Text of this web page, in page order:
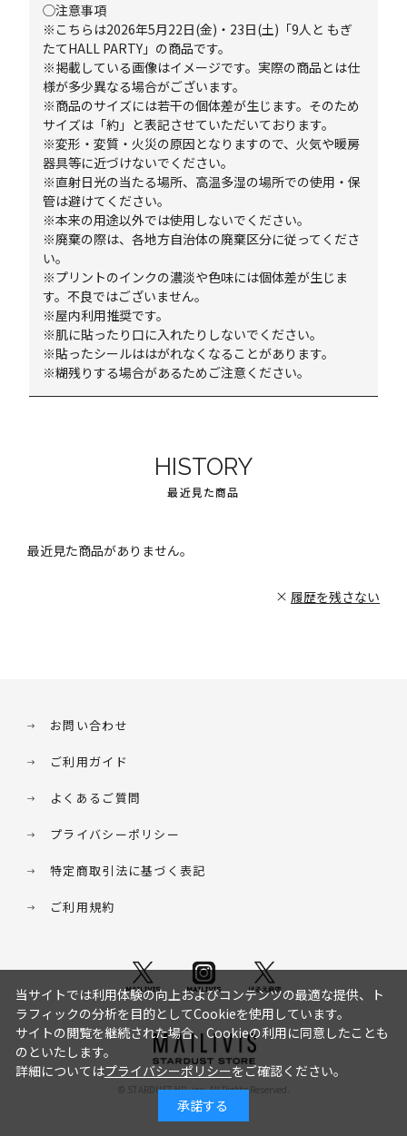
◯注意事項
※こちらは2026年5月22日(金)・23日(土)「9人と もぎ
たてHALL PARTY」の商品です。
※掲載している画像はイメージです。実際の商品とは仕
様が多少異なる場合がございます。
※商品のサイズには若干の個体差が生じます。そのため
サイズは「約」と表記させていただいております。
※変形・変質・火災の原因となりますので、火気や暖房
器具等に近づけないでください。
※直射日光の当たる場所、高温多湿の場所での使用・保
管は避けてください。
※本来の用途以外では使用しないでください。
※廃棄の際は、各地方自治体の廃棄区分に従ってくださ
い。
※プリントのインクの濃淡や色味には個体差が生じま
す。不良ではございません。
※屋内利用推奨です。
※肌に貼ったり口に入れたりしないでください。
※貼ったシールははがれなくなることがあります。
※糊残りする場合があるためご注意ください。
HISTORY
最近見た商品
最近見た商品がありません。
履歴を残さない
お問い合わせ
ご利用ガイド
よくあるご質問
プライバシーポリシー
特定商取引法に基づく表記
ご利用規約
© STARDUST HD. inc. All Rights Reserved.
当サイトでは利用体験の向上およびコンテンツの最適な提供、ト
ラフィックの分析を目的としてCookieを使用しています。
サイトの閲覧を継続された場合、Cookieの利用に同意したことも
のといたします。
詳細についてはプライバシーポリシーをご確認ください。
承諾する